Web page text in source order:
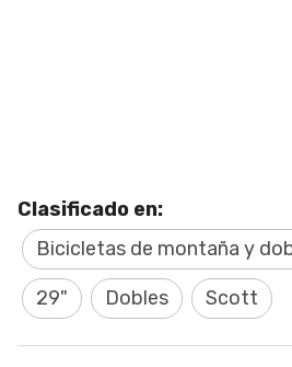
Clasificado en:
Bicicletas de montaña y
29" Dobles Scott